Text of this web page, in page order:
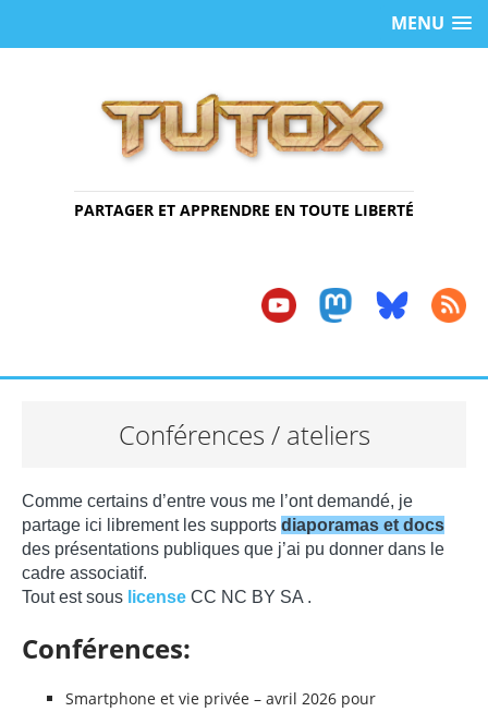
MENU
PARTAGER ET APPRENDRE EN TOUTE LIBERTÉ
Conférences / ateliers
Comme certains d’entre vous me l’ont demandé, je
partage ici librement les supports diaporamas et docs
des présentations publiques que j’ai pu donner dans le
cadre associatif.
Tout est sous license CC NC BY SA .
Conférences:
Smartphone et vie privée – avril 2026 pour